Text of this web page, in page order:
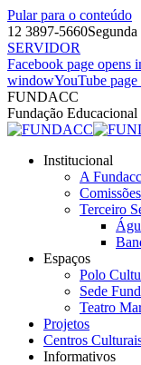
Pular para o conteúdo
12 3897-5660
SERVIDOR
Facebook page opens
windowYouTube
FUNDACC
Fundação
Institucional
A Fundacc
Terceiro
Espaços
Polo
Sede
Teatro
Projetos
Centros
Informativos